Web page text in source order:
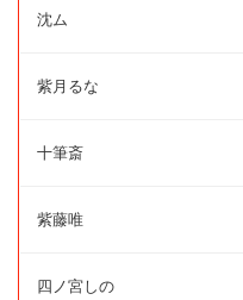
沈ム
紫月るな
十筆斎
紫藤唯
四ノ宮しの